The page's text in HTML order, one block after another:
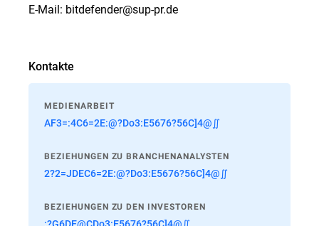
E-Mail: bitdefender@sup-pr.de
Kontakte
MEDIENARBEIT
AF3=:4C6=2E:@?Do3:E5676?56C]4@∬
BEZIEHUNGEN ZU BRANCHENANALYSTEN
2?2=JDEC6=2E:@?Do3:E5676?56C]4@∬
BEZIEHUNGEN ZU DEN INVESTOREN